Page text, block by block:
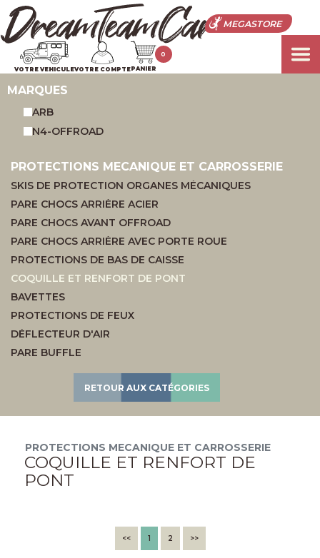
MEGASTORE
VOTRE VEHICULEVOTRE COMPTEPANIER
0
MARQUES
ARB
N4-OFFROAD
PROTECTIONS MECANIQUE ET CARROSSERIE
SKIS DE PROTECTION ORGANES MÉCANIQUES
PARE CHOCS ARRIÈRE ACIER
PARE CHOCS AVANT OFFROAD
PARE CHOCS ARRIÈRE AVEC PORTE ROUE
PROTECTIONS DE BAS DE CAISSE
COQUILLE ET RENFORT DE PONT
BAVETTES
PROTECTIONS DE FEUX
DÉFLECTEUR D'AIR
PARE BUFFLE
RETOUR AUX CATÉGORIES
PROTECTIONS MECANIQUE ET CARROSSERIE
COQUILLE ET RENFORT DE
PONT
<< 1 2 >>